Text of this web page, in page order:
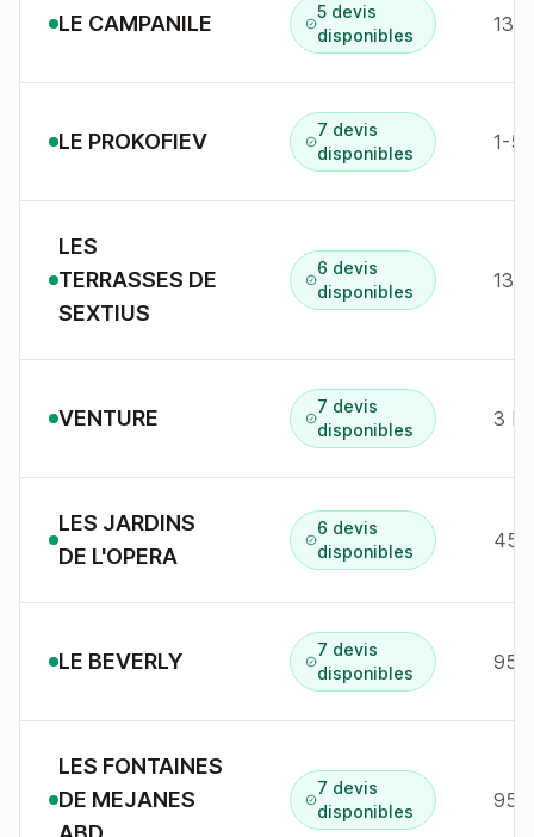
LE CAMPANILE
5 devis
disponibles
13 r
LE PROKOFIEV
7 devis
disponibles
LES
TERRASSES DE
SEXTIUS
6 devis
disponibles
VENTURE
7 devis
disponibles
LES JARDINS
DE L'OPERA
6 devis
disponibles
45r
LE BEVERLY
7 devis
disponibles
LES FONTAINES
DE MEJANES
7 devis
disponibles
95